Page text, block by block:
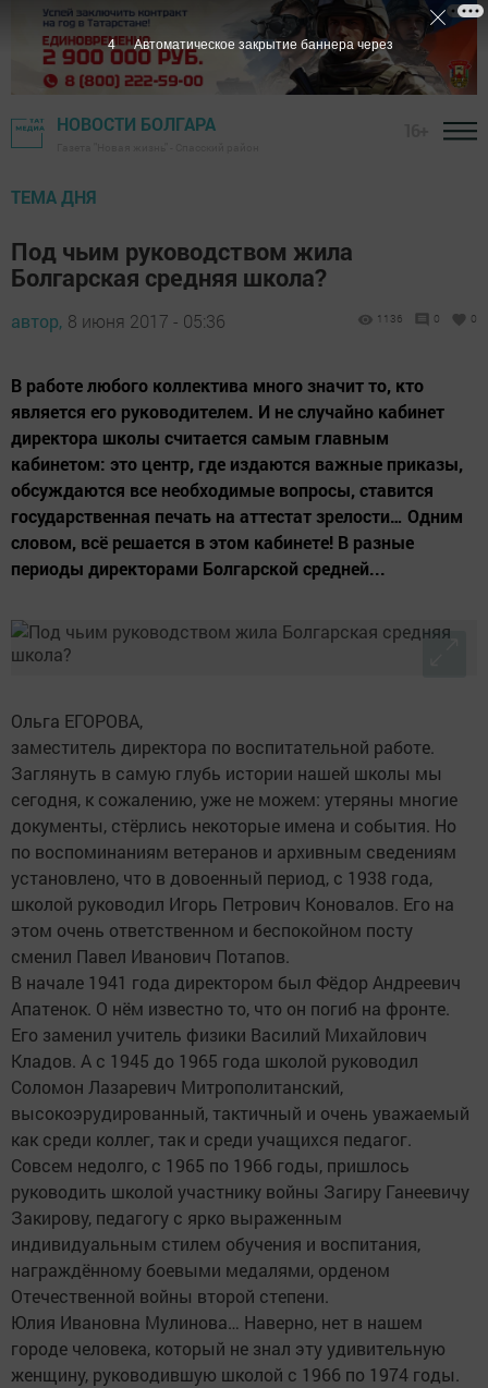
НОВОСТИ БОЛГАРА
ТЕМА ДНЯ
Под чьим руководством жила
Болгарская средняя школа?
автор, 8 июня 2017 - 05:36 1136 0 0
В работе любого коллектива много значит то, кто
является его руководителем. И не случайно кабинет
директора школы считается самым главным
кабинетом: это центр, где издаются важные приказы,
обсуждаются все необходимые вопросы, ставится
государственная печать на аттестат зрелости… Одним
словом, всё решается в этом кабинете! В разные
периоды директорами Болгарской средней...
Ольга ЕГОРОВА,
заместитель директора по воспитательной работе.
Заглянуть в самую глубь истории нашей школы мы
сегодня, к сожалению, уже не можем: утеряны многие
документы, стёрлись некоторые имена и события. Но
по воспоминаниям ветеранов и архивным сведениям
установлено, что в довоенный период, с 1938 года,
школой руководил Игорь Петрович Коновалов. Его на
этом очень ответственном и беспокойном посту
сменил Павел Иванович Потапов.
В начале 1941 года директором был Фёдор Андреевич
Апатенок. О нём известно то, что он погиб на фронте.
Его заменил учитель физики Василий Михайлович
Кладов. А с 1945 до 1965 года школой руководил
Соломон Лазаревич Митрополитанский,
высокоэрудированный, тактичный и очень уважаемый
как среди коллег, так и среди учащихся педагог.
Совсем недолго, с 1965 по 1966 годы, пришлось
руководить школой участнику войны Загиру Ганеевичу
Закирову, педагогу с ярко выраженным
индивидуальным стилем обучения и воспитания,
награждённому боевыми медалями, орденом
Отечественной войны второй степени.
Юлия Ивановна Мулинова… Наверно, нет в нашем
городе человека, который не знал эту удивительную
женщину, руководившую школой с 1966 по 1974 годы.
3 Автоматическое закрытие баннера через